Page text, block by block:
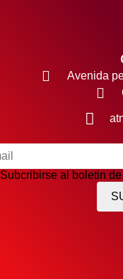
Avenida
Subcribirse al boletin